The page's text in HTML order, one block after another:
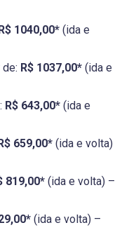
1040,00* (ida e
R$ 1037,00* (ida e
R$ 643,00* (ida e
659,00* (ida e volta)
819,00* (ida e volta) –
(ida e volta) –